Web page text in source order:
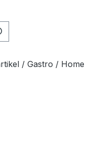
/ Gastro / Home